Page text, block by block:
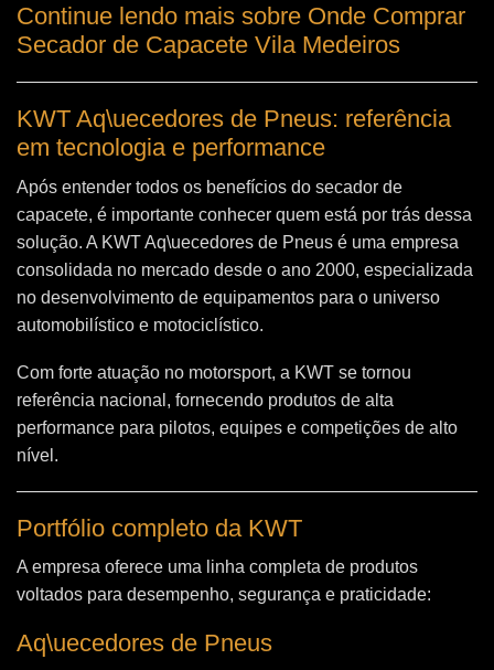
Continue lendo mais sobre Onde Comprar
Secador de Capacete Vila Medeiros
KWT Aq\uecedores de Pneus: referência
em tecnologia e performance
Após entender todos os benefícios do secador de
capacete, é importante conhecer quem está por trás dessa
solução. A KWT Aq\uecedores de Pneus é uma empresa
consolidada no mercado desde o ano 2000, especializada
no desenvolvimento de equipamentos para o universo
automobilístico e motociclístico.
Com forte atuação no motorsport, a KWT se tornou
referência nacional, fornecendo produtos de alta
performance para pilotos, equipes e competições de alto
nível.
Portfólio completo da KWT
A empresa oferece uma linha completa de produtos
voltados para desempenho, segurança e praticidade:
Aq\uecedores de Pneus